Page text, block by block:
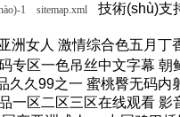
1 sitemap.xml 技術(shù)支
品久久 久久精品久久久国产区蓝牛 1314520美女鸡巴 熟女人又色又紧又爽又黄 国产精品人妻久久久久久 亚洲色无码影院 女人被操的黄色视频网站 精品国产乱码一区二区三区 在线视频最新综合激情网 色综合中文字幕综合电影 操女人嫩逼大片 一 级 黄 色 片免费网站 国模叶桐尿喷337p人体 久久久久波多野结衣高潮 久久无码专区国产精品s 女人自慰高级无遮挡毛片 国产无maav 欧美另类极度残忍拳头交 狠狠操最新域名 女人高潮抽搐喷潮视频 日本视频高清一区二区三区 成人嘿咻漫画免费入口 日本免费播放一区二区视频 好湿?好紧?太爽了游戏 国产成人午夜片在线观看 色又黄又爽18禁免费网站 久久精品a亚洲国产v高清不卡 丰满熟女人妻一区二区三 久久精品国产亚洲5555 国产精品热久久无码AV 肏逼网尤物视频 排着对插屄视频 韩国三级bd高清中字全部 免费看爆操骚逼 欧美三级不卡在线观线看 国产又黄又湿又刺激网站 第28部分夫妇交换系列 亚洲天2021成码精在 av免费网站免费久久网 亚洲欧美一区二区三区在线 青草青草久热这里只有精品 久久精品亚洲天海翼av 夜夜艹天天艹日日夜夜艹 人人妻人人澡人人爽欧美一区 久久久91av免费视频 小舞鸡巴插屁眼 美女发骚男人鸡巴桶骚逼 国产香蕉尹人视频在线 日本免费高清午夜在线视频 欧美日韩精品一激情在线 一区二区日本影院在线观看 国产精品美女www爽爽爽视频 污污又黄又爽免费的网站 五月婷婷六月丁香亚洲综合 国产精品R级最新在线观看 人妻中文字字幕在线乱码 极品YIN荡合集TXT 亚洲欧洲av性色在线播放 亚洲爆乳成av人在线视水卜 夫妻性生活一级特黄大片 美国大吊日美女 美女露比让男人操到喷水 乱子伦视频在线看 久久久久久综合二十1区 男人的天堂噜噜噜久久久 jk白丝高中小仙女自慰 亚洲18+av影院在线 99精品日韩欧美在线观看 性一交一无一伦一精一品 老司机亚洲精品影院在线 国内精品视频在线播放不卡 成人性生交大片免费看96 欧美精品欧美一区二区少 久久久综合日本 日韩AV第二页 大鸡吧猛烈操小嫩逼视频 超碰人人超一区二区三区 好湿好紧太爽了在线观看 鸡吧好大操闺蜜免费视频 自拍偷拍 视频一区二区 欧美成人超碰在线6666 十八禁啪啪污污网站免费 国产精品无码一二区免费 黑人大鸡吧日富婆xxx 国内成人自拍小视频网站 亚洲国内自拍视最近更新 国产综合精品久久99之一 国产日韩亚洲大尺度高清 亚洲欧美日韩综合另类一区 伊人热热久久原色播放www 每个月老板都要玩我几次 日本免费高清在线观看a片 你懂得亚洲社区午夜福利 亚洲中文字幕永久在线看 国产精品无套粉嫩白浆在线 窃听风云2手机在线观看 茄子视频懂你多在线观看 白丝美女鸡吧被操流水了 国产露出操B的视频网站 女人久久久久久久久久久 乱肉杂交怀孕系列小说下 欧美久久久久久久久自慰 高清国产美女a一级毛片 老熟女自摸扣逼流水视频 日本乱子伦一区二区三区 日韩欧美中文字幕精品 国内精久久久久久久久久人 男女啪啪视频 天天操天天射天天干天天 一本色道无码道dvd在线观看 国产精品久久久免费观看 狠狠色丁香婷婷久久综合五月 国产乱老熟女乱老熟女视频 久久精品国产亚洲av天海 大鸡吧操jk美女小骚逼 男女国产猛烈无遮挡视频 把乳夹乖乖戴上被迫调教 久久AAA级毛片免费看 一卡二卡三乱码免费天美传媒 国产成av不卡在线观看 日韩av第一页在线播放 91老熟女人人做人人爱 欧美 国产 在线一区三区 黄色小说喜欢舔小穴视频 大鸡黑巴猛插女人逼视频 性欧美大战久久久久久久 小泽玛丽亚电影在线观看 国产激情一区二区三区在线 国产精品女久久久久久久 欧美操小逼大赛 青娱乐性爱AV 国产精品综合6699久久 国产欧美日韩精品第一区 精品一区二区中文字幕乱 日韩av无码一区二区三区不卡 大鸡巴视频欧美 爆乳有码AVHD101 亚洲中文天堂一区二区三区 两个女的互相叉视频网站 好紧 好深视频 亚洲黑丝袜极品集合av 色老久久精品selao 男人扒开女人腿狂躁免费 久久婷婷五月综合色奶水99啪 性欧美极品XXXX另类 宅男噜噜噜66在线观看 多人灌满精子怀孕高h 巨乳人妻的诱惑韩国电影 色哟哟国产精品欧美精品 操大逼黄色视频 日本大黄高清不卡视频在线 久久国产精品午夜亚洲欧美 一本久道久久综合丁五月 杭州老司机科技有限公司 国产精品人妻久久久久久 国产精品一区二区三区房景 五月婷婷天天开心激情快乐 很鲁很色的视频在线观看 国产丝袜一区二区三区无 亚洲一区二区电影在线观看 免费看欧美日韩特级黄片 警察受呻吟双腿大开bl男男 国产乱色熟女一二三四区 亚洲国产精品久久久久久无码 jav一区二区hjhj 亚洲乱码中文字幕在线观看 国产男女猛视频在线观看 北京美女肏屄视 亚洲a色91精品免费看 91丨九色丨国产熟女麻豆 久久久久久老熟妇人妻av 鸡巴大电话视频 操骚逼爽死了插到哭视频 国产精品精品国内自产拍 久久久久亚洲日本欧美视频 AAA一级毛片免费韩国 新97在线公开免费视频 avhd101 老司机 久久久999久久久久久 爱爱无码视频。 精品伊人久久久 97精品久久久大香线焦 欧美日韩国产卡通一二区 美女被鸡吧猛操浪叫网站 啊好爽快点操好舒服视频 黑屌操白逼换妻 嗯呃啊哈h亚洲av白浆 韩国60部三级未删减版 午夜激